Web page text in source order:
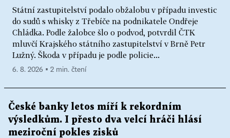
Státní zastupitelství podalo obžalobu v případu investic
do sudů s whisky z Třebíče na podnikatele Ondřeje
Chládka. Podle žalobce šlo o podvod, potvrdil ČTK
mluvčí Krajského státního zastupitelství v Brně Petr
Lužný. Škoda v případu je podle policie...
6. 8. 2026 ▪ 2 min. čtení
České banky letos míří k rekordním
výsledkům. I přesto dva velcí hráči hlásí
meziroční pokles zisků